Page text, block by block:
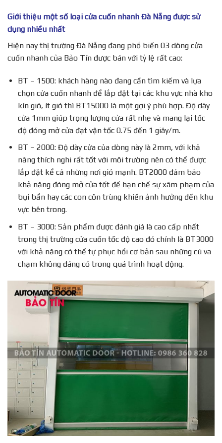
Giới thiệu một số loại cửa cuốn nhanh Đà Nẵng được sử
dụng nhiều nhất
Hiện nay thị trường Đà Nẵng đang phổ biến 03 dòng cửa
cuốn nhanh của Bảo Tín được bán với tỷ lệ rất cao:
BT – 1500: khách hàng nào đang cần tìm kiếm và lựa
chọn cửa cuốn nhanh để lắp đặt tại các khu vực nhà kho
kín gió, ít gió thì BT15000 là một gợi ý phù hợp. Độ dày
cửa 1mm giúp trọng lượng cửa rất nhẹ và mang lại tốc
độ đóng mở cửa đạt vận tốc 0.75 đến 1 giây/m.
BT – 2000: Độ dày cửa của dòng này là 2mm, với khả
năng thích nghi rất tốt với môi trường nên có thể được
lắp đặt kể cả những nơi gió mạnh. BT2000 đảm bảo
khả năng đóng mở cửa tốt để hạn chế sự xâm phạm của
bụi bẩn hay các con côn trùng khiến ảnh hưởng đến khu
vực bên trong.
BT – 3000: Sản phẩm được đánh giá là cao cấp nhất
trong thị trường cửa cuốn tốc độ cao đó chính là BT3000
với khả năng có thể tự phục hồi cơ bản sau những cú va
chạm không đáng có trong quá trình hoạt động.